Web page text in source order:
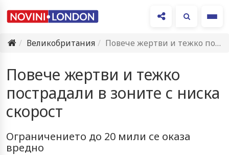
Великобритания
Повече жертви и тежко пострадали в зоните с ниска скорост
Повече жертви и тежко
пострадали в зоните с ниска
скорост
Ограничението до 20 мили се оказа
вредно